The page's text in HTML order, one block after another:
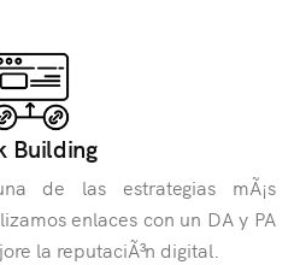
Building
de las estrategias mÃ¡s
enlaces con un DA y PA
la reputaciÃ³n digital.